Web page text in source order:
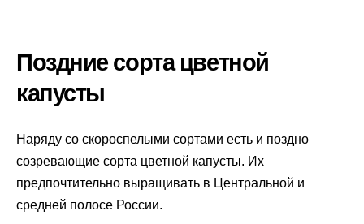
Поздние сорта цветной
капусты
Наряду со скороспелыми сортами есть и поздно
созревающие сорта цветной капусты. Их
предпочтительно выращивать в Центральной и
средней полосе России.